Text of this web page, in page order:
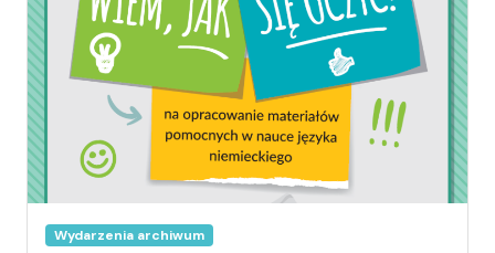
Wydarzenia archiwum